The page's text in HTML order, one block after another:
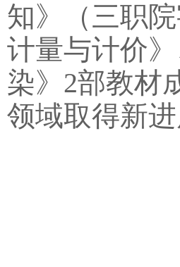
知》（三职
计量与计价
染》2部教材
领域取得新进